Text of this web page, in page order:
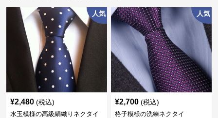
人気
¥2,480 (税込)
水玉模様の高級絹織りネクタイ
人気
¥2,700 (税込)
格子模様の洗練ネクタイ